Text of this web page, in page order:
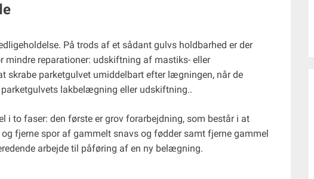
På trods af et sådant gulvs holdbarhed er der
mindre reparationer: udskiftning af mastiks- eller
skrabe parketgulvet umiddelbart efter lægningen, når de
lakbelægning eller udskiftning..
i to faser: den første er grov forarbejdning, som består i at
fjerne spor af gammelt snavs og fødder samt fjerne gammel
arbejde til påføring af en ny belægning.